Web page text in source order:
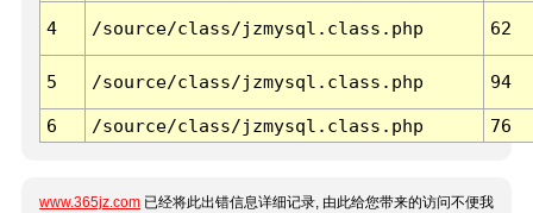
4 /source/class/jzmysql.class.php 62
5 /source/class/jzmysql.class.php 94
6 /source/class/jzmysql.class.php 76
www.365jz.com 已经将此出错信息详细记录, 由此给您带来的访问不便我